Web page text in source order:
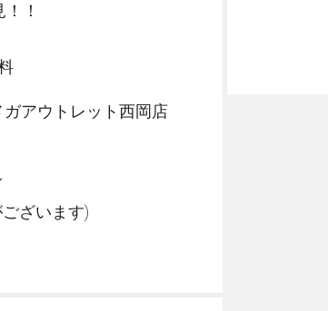
！
アウトレット西岡店
ざいます)